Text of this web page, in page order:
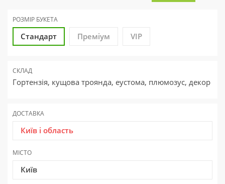
РОЗМІР БУКЕТА
Стандарт Преміум VIP
СКЛАД
Гортензія, кущова троянда, еустома, плюмозус, декор
ДОСТАВКА
Київ і область
МІСТО
Київ